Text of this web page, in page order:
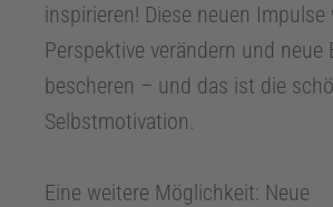
inspirieren! Diese neuen Impulse
Perspektive verändern und neue
bescheren – und das ist die
Selbstmotivation.
Eine weitere Möglichkeit: Neue